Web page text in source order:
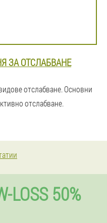
ЗА ОТСЛАБВАНЕ
отслабване. Основни
отслабване.
50%